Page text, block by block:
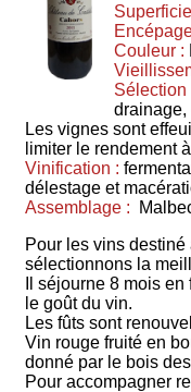
Couleur :
Sélection
drainage,
Les vignes sont
limiter le rendement
Vinification :
délestage et
Assemblage :
Pour les vins
sélectionnons la
Il séjourne 8 mois
le goût du vin.
Les fûts sont
Vin rouge fruité en
donné par le bois
Pour accompagner